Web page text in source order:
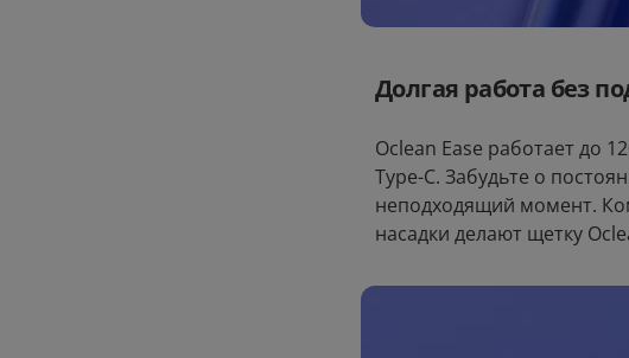
Долгая работа без
Oclean Ease работает до
Type-C. Забудьте о
неподходящий момент.
насадки делают щетку